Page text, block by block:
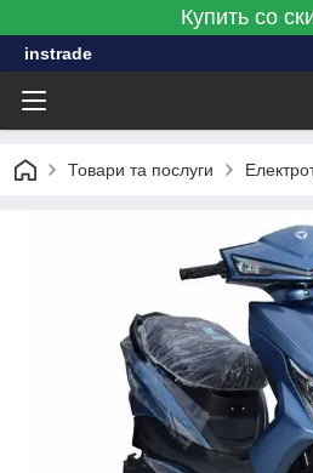
Купить со
instrade
Товари та послуги